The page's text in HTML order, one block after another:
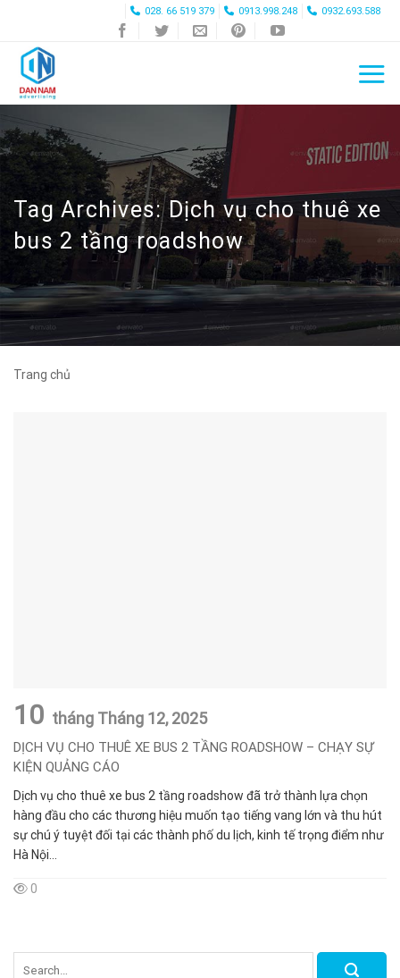
content
028. 66 519 379 0913.998.248 0932.693.588
Tag Archives:Dịch vụ cho thuê xe
bus 2 tầng roadshow
Trang chủ
10 tháng Tháng 12, 2025
DỊCH VỤ CHO THUÊ XE BUS 2 TẦNG ROADSHOW – CHẠY SỰ
KIỆN QUẢNG CÁO
Dịch vụ cho thuê xe bus 2 tầng roadshow đã trở thành lựa chọn
hàng đầu cho các thương hiệu muốn tạo tiếng vang lớn và thu hút
sự chú ý tuyệt đối tại các thành phố du lịch, kinh tế trọng điểm như
Hà Nội...
0